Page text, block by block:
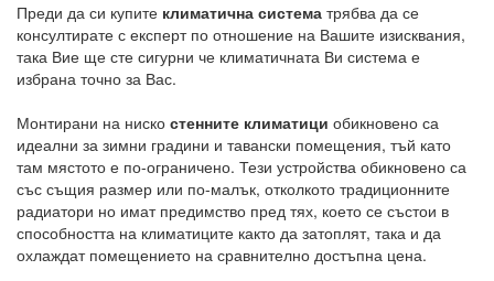
Преди да си купите климатична система трябва да се
консултирате с експерт по отношение на Вашите изисквания,
така Вие ще сте сигурни че климатичната Ви система е
избрана точно за Вас.
Монтирани на ниско стенните климатици обикновено са
идеални за зимни градини и тавански помещения, тъй като
там мястото е по-ограничено. Тези устройства обикновено са
със същия размер или по-малък, отколкото традиционните
радиатори но имат предимство пред тях, което се състои в
способността на климатиците както да затоплят, така и да
охлаждат помещението на сравнително достъпна цена.